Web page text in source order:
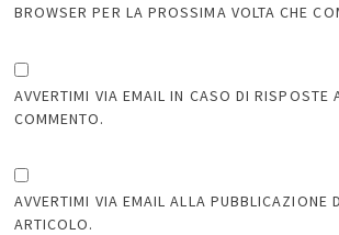
BROWSER PER LA PROSSIMA VOLTA CHE
AVVERTIMI VIA EMAIL IN CASO DI RISPOSTE
COMMENTO.
AVVERTIMI VIA EMAIL ALLA PUBBLICAZIONE
ARTICOLO.